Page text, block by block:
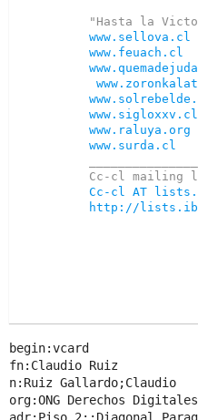
www.sellova.cl
www.feuach.cl
www.sigloxxv.cl
www.raluya.org
www.surda.cl
Cc-cl AT
http://
begin:vcard
fn:Claudio Ruiz
n:Ruiz Gallardo;Claudio
org:ONG Derechos Digitales
adr:Piso 2;;Diagonal